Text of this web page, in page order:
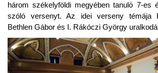
három székelyföldi megyében tanuló 7-es
szóló versenyt. Az idei verseny témája
Bethlen Gábor és I. Rákóczi György